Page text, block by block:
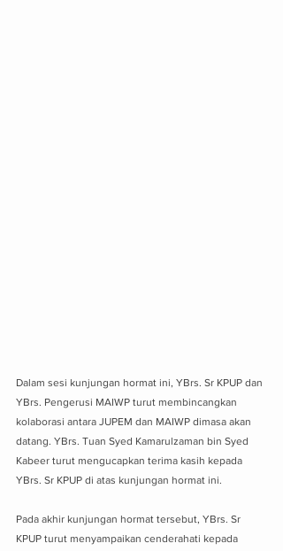
Dalam sesi kunjungan hormat ini, YBrs. Sr KPUP dan
YBrs. Pengerusi MAIWP turut membincangkan
kolaborasi antara JUPEM dan MAIWP dimasa akan
datang. YBrs. Tuan Syed Kamarulzaman bin Syed
Kabeer turut mengucapkan terima kasih kepada
YBrs. Sr KPUP di atas kunjungan hormat ini.
Pada akhir kunjungan hormat tersebut, YBrs. Sr
KPUP turut menyampaikan cenderahati kepada